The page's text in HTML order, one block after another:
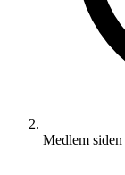
Medlem siden